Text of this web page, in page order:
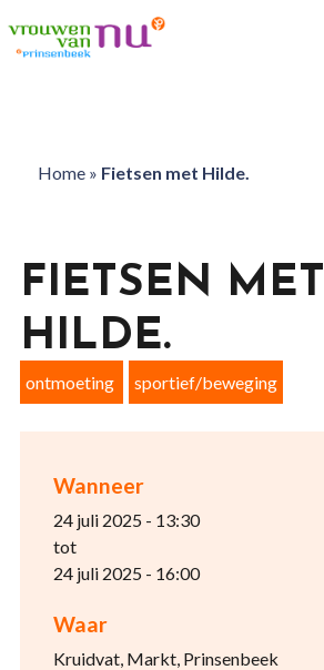
Home» Fietsen met Hilde.
Wanneer
24 juli 2025 - 13:30
tot
24 juli 2025 - 16:00
Waar
Kruidvat, Markt, Prinsenbeek
FIETSEN MET
HILDE.
ontmoeting sportief/beweging